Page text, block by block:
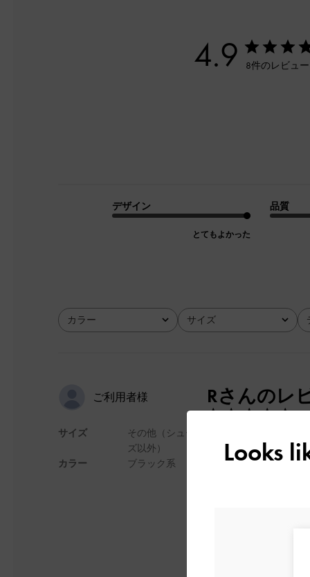
4.9 8件のレビュ
デザイン
とてもよかった
品質
カラー
全て サイズ
全て
ご利用者様
サイズ
カラー
その他（シュー
ズ以外）
ブラック系
Rさんのレ
とにかく可愛い🩶🩶
マチがあるので、
Looks